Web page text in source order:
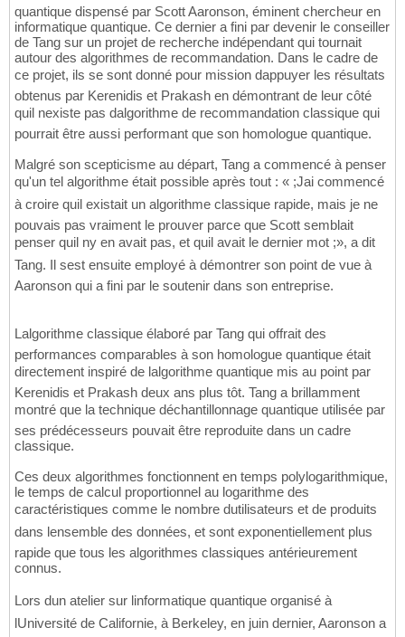
quantique dispensé par Scott Aaronson, éminent chercheur en
informatique quantique. Ce dernier a fini par devenir le conseiller
de Tang sur un projet de recherche indépendant qui tournait
autour des algorithmes de recommandation. Dans le cadre de
ce projet, ils se sont donné pour mission dappuyer les résultats
obtenus par Kerenidis et Prakash en démontrant de leur côté
quil nexiste pas dalgorithme de recommandation classique qui
pourrait être aussi performant que son homologue quantique.
Malgré son scepticisme au départ, Tang a commencé à penser
qu'un tel algorithme était possible après tout : « ;Jai commencé
à croire quil existait un algorithme classique rapide, mais je ne
pouvais pas vraiment le prouver parce que Scott semblait
penser quil ny en avait pas, et quil avait le dernier mot ;», a dit
Tang. Il sest ensuite employé à démontrer son point de vue à
Aaronson qui a fini par le soutenir dans son entreprise.
Lalgorithme classique élaboré par Tang qui offrait des
performances comparables à son homologue quantique était
directement inspiré de lalgorithme quantique mis au point par
Kerenidis et Prakash deux ans plus tôt. Tang a brillamment
montré que la technique déchantillonnage quantique utilisée par
ses prédécesseurs pouvait être reproduite dans un cadre
classique.
Ces deux algorithmes fonctionnent en temps polylogarithmique,
le temps de calcul proportionnel au logarithme des
caractéristiques comme le nombre dutilisateurs et de produits
dans lensemble des données, et sont exponentiellement plus
rapide que tous les algorithmes classiques antérieurement
connus.
Lors dun atelier sur linformatique quantique organisé à
lUniversité de Californie, à Berkeley, en juin dernier, Aaronson a